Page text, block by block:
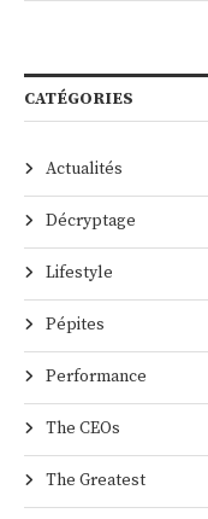
CATÉGORIES
Actualités
Décryptage
Lifestyle
Pépites
Performance
The CEOs
The Greatest